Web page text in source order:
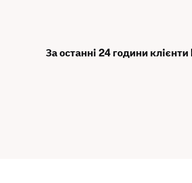
За останні 24 години